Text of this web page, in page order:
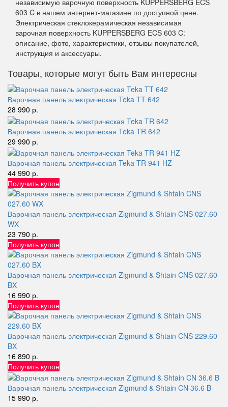
603 C в нашем интернет-магазине по доступной цене.
Электрическая стеклокерамическая независимая
варочная поверхность KUPPERSBERG ECS 603 C:
описание, фото, характеристики, отзывы покупателей,
инструкция и аксессуары.
Товары, которые могут быть Вам интересны
Варочная панель электрическая Teka TT 642
28 990 р.
Варочная панель электрическая Teka TR 642
29 990 р.
Варочная панель электрическая Teka TR 941 HZ
44 990 р.
Получить купон
Варочная панель электрическая Zigmund & Shtain CNS 027.60
WX
23 790 р.
Получить купон
Варочная панель электрическая Zigmund & Shtain CNS 027.60
BX
16 990 р.
Получить купон
Варочная панель электрическая Zigmund & Shtain CNS 229.60
BX
16 890 р.
Получить купон
Варочная панель электрическая Zigmund & Shtain CN 36.6 B
15 990 р.